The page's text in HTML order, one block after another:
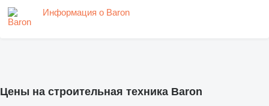
Информация о Baron
Цены на строительная техника Baron